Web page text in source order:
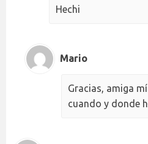
Hechi
Mario
Gracias, amiga
cuando y donde